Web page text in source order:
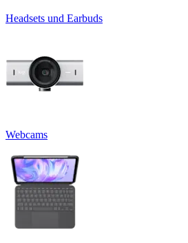
Headsets und Earbuds
Webcams